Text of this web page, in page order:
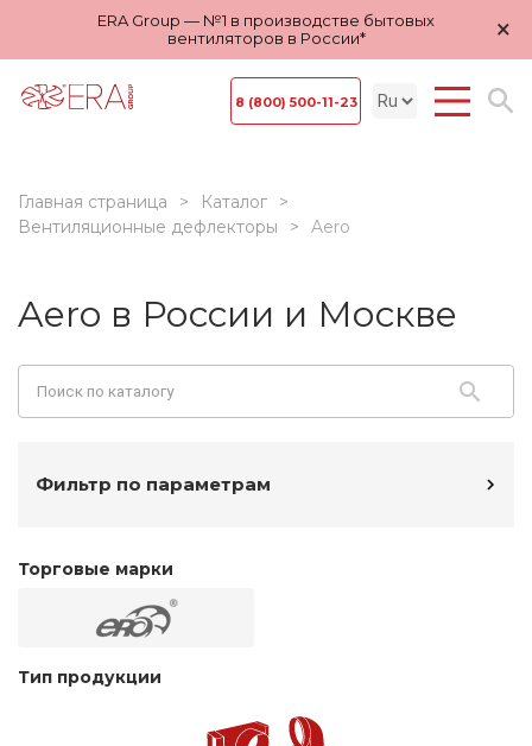
ERA Group — №1 в производстве бытовых
вентиляторов в России*
×
8 (800) 500-11-23
Главная страница
Каталог
Вентиляционные дефлекторы
Aero
Aero в России и Москве
Фильтр по параметрам
Торговые марки
Тип продукции